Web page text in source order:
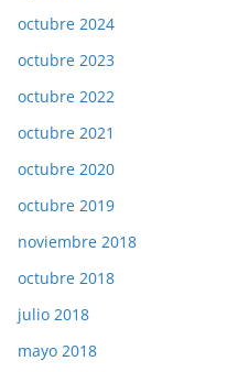
octubre 2024
octubre 2023
octubre 2022
octubre 2021
octubre 2020
octubre 2019
noviembre 2018
octubre 2018
julio 2018
mayo 2018